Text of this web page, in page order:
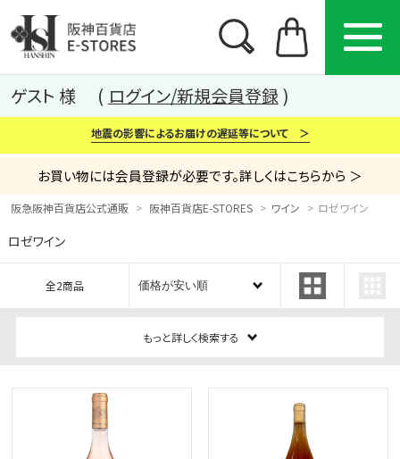
カテゴリー ブランド 特集
から探す
ゲスト 様 ログイン/新規会員登録
地震の影響によるお届けの遅延等について ＞
お買い物には会員登録が必要です。詳しくはこちらから ＞
阪急阪神百貨店公式通販 阪神百貨店E-STORES ワイン ロゼワイン
ロゼワイン
全2商品
もっと詳しく検索する